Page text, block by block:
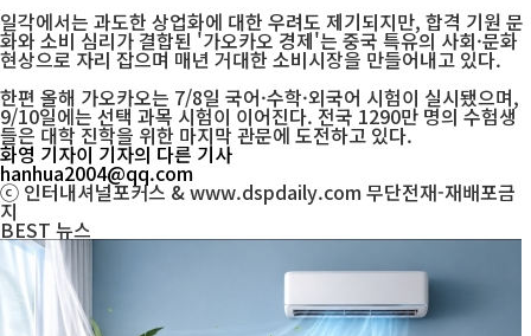
일각에서는 과도한 상업화에 대한 우려도 제기되지만, 합격 기원 문
화와 소비 심리가 결합된 '가오카오 경제'는 중국 특유의 사회·문화
현상으로 자리 잡으며 매년 거대한 소비시장을 만들어내고 있다.
한편 올해 가오카오는 7/8일 국어·수학·외국어 시험이 실시됐으며,
9/10일에는 선택 과목 시험이 이어진다. 전국 1290만 명의 수험생
들은 대학 진학을 위한 마지막 관문에 도전하고 있다.
화영 기자이 기자의 다른 기사
hanhua2004@qq.com
ⓒ 인터내셔널포커스 & www.dspdaily.com 무단전재-재배포금
지
BEST 뉴스